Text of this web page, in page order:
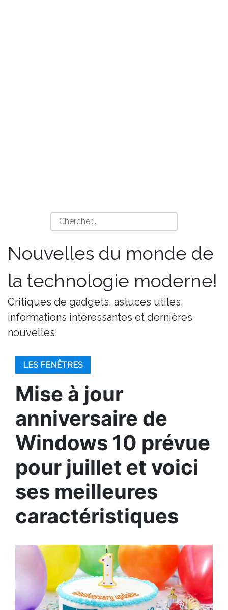
Nouvelles du monde de
la technologie moderne!
Critiques de gadgets, astuces utiles,
informations intéressantes et dernières
nouvelles.
LES FENÊTRES
Mise à jour
anniversaire de
Windows 10 prévue
pour juillet et voici
ses meilleures
caractéristiques